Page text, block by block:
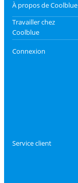
À propos de Coolblue
Travailler chez
Coolblue
Connexion
Service client